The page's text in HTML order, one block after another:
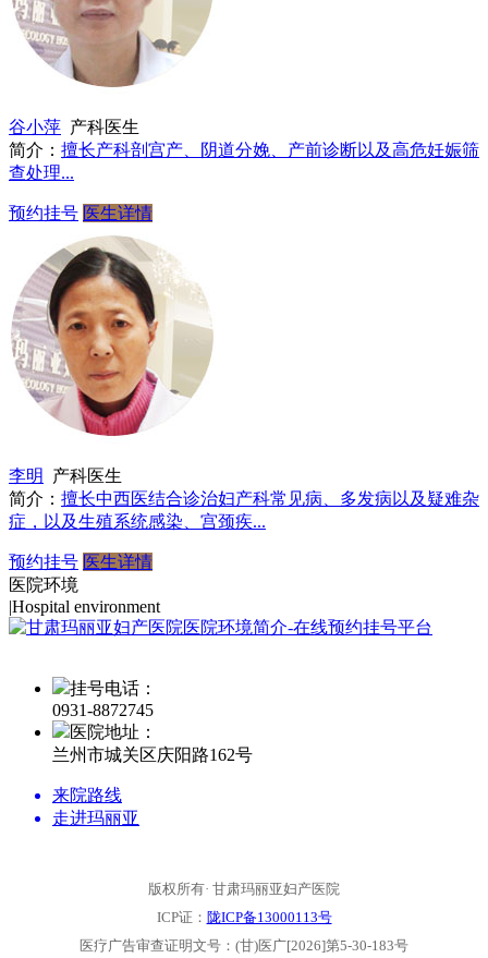
谷小萍 产科医生
简介： 擅长产科剖宫产、阴道分娩、产前诊断以及高危妊娠筛
查处理...
预约挂号 医生详情
李明
产科医生
简介： 擅长中西医结合诊治妇产科常见病、多发病以及疑难杂
症，以及生殖系统感染、宫颈疾...
预约挂号 医生详情
医院环境
|Hospital environment
挂号电话：
0931-8872745
医院地址：
兰州市城关区庆阳路162号
来院路线
走进玛丽亚
版权所有· 甘肃玛丽亚妇产医院
ICP证： 陇ICP备13000113号
医疗广告审查证明文号：(甘)医广[2026]第5-30-183号